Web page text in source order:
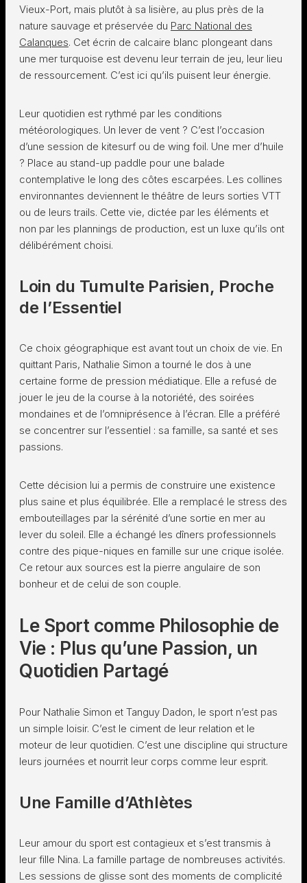
Vieux-Port, mais plutôt à sa lisière, au plus près de la
nature sauvage et préservée du Parc National des
Calanques. Cet écrin de calcaire blanc plongeant dans
une mer turquoise est devenu leur terrain de jeu, leur lieu
de ressourcement. C’est ici qu’ils puisent leur énergie.
Leur quotidien est rythmé par les conditions
météorologiques. Un lever de vent ? C’est l’occasion
d’une session de kitesurf ou de wing foil. Une mer d’huile
? Place au stand-up paddle pour une balade
contemplative le long des côtes escarpées. Les collines
environnantes deviennent le théâtre de leurs sorties VTT
ou de leurs trails. Cette vie, dictée par les éléments et
non par les plannings de production, est un luxe qu’ils ont
délibérément choisi.
Loin du Tumulte Parisien, Proche
de l’Essentiel
Ce choix géographique est avant tout un choix de vie. En
quittant Paris, Nathalie Simon a tourné le dos à une
certaine forme de pression médiatique. Elle a refusé de
jouer le jeu de la course à la notoriété, des soirées
mondaines et de l’omniprésence à l’écran. Elle a préféré
se concentrer sur l’essentiel : sa famille, sa santé et ses
passions.
Cette décision lui a permis de construire une existence
plus saine et plus équilibrée. Elle a remplacé le stress des
embouteillages par la sérénité d’une sortie en mer au
lever du soleil. Elle a échangé les dîners professionnels
contre des pique-niques en famille sur une crique isolée.
Ce retour aux sources est la pierre angulaire de son
bonheur et de celui de son couple.
Le Sport comme Philosophie de
Vie : Plus qu’une Passion, un
Quotidien Partagé
Pour Nathalie Simon et Tanguy Dadon, le sport n’est pas
un simple loisir. C’est le ciment de leur relation et le
moteur de leur quotidien. C’est une discipline qui structure
leurs journées et nourrit leur corps comme leur esprit.
Une Famille d’Athlètes
Leur amour du sport est contagieux et s’est transmis à
leur fille Nina. La famille partage de nombreuses activités.
Les sessions de glisse sont des moments de complicité